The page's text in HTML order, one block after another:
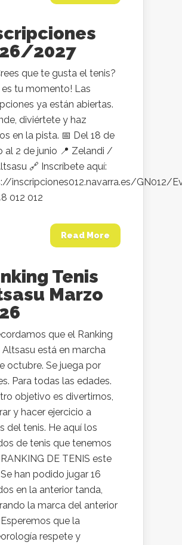
2027
que te gusta el tenis?
es tu momento! Las
ya están abiertas.
diviértete y haz
en la pista. 📅 Del 18 de
al 2 de junio 📍 Zelandi /
🔗 Inscríbete aquí:
inscripciones012.navarra.es/GN012/
012 012
Read More
Tenis
Marzo
que el Ranking
Altsasu está en marcha
octubre. Se juega por
Para todas las edades.
objetivo es divertirnos,
y hacer ejercicio a
del tenis. He aquí los
de tenis que tenemos
DE TENIS este
han podido jugar 16
en la anterior tanda,
la marca del anterior
que la
respete y